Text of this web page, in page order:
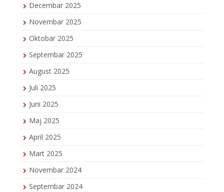
Decembar 2025
Novembar 2025
Oktobar 2025
Septembar 2025
August 2025
Juli 2025
Juni 2025
Maj 2025
April 2025
Mart 2025
Novembar 2024
Septembar 2024